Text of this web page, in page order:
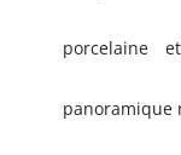
porcelaine
panoramique